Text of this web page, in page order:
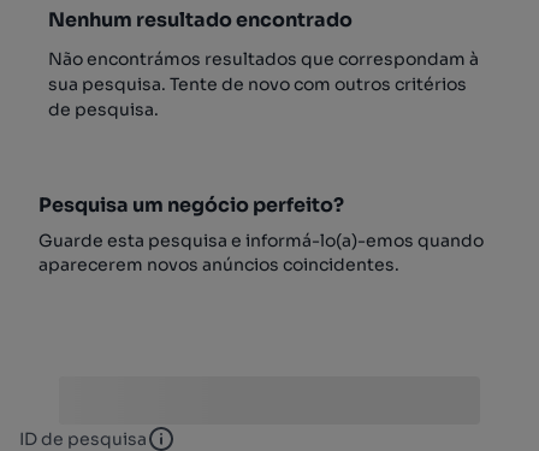
Nenhum resultado encontrado
Não encontrámos resultados que correspondam à
sua pesquisa. Tente de novo com outros critérios
de pesquisa.
Pesquisa um negócio perfeito?
Guarde esta pesquisa e informá-lo(a)-emos quando
aparecerem novos anúncios coincidentes.
ID de pesquisa ID de pesquisa